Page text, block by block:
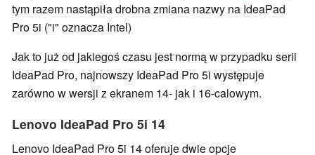
tym razem nastąpiła drobna zmiana nazwy na IdeaPad
Pro 5i ("i" oznacza Intel)
Jak to już od jakiegoś czasu jest normą w przypadku serii
IdeaPad Pro, najnowszy IdeaPad Pro 5i występuje
zarówno w wersji z ekranem 14- jak i 16-calowym.
Lenovo IdeaPad Pro 5i 14
Lenovo IdeaPad Pro 5i 14 oferuje dwie opcje